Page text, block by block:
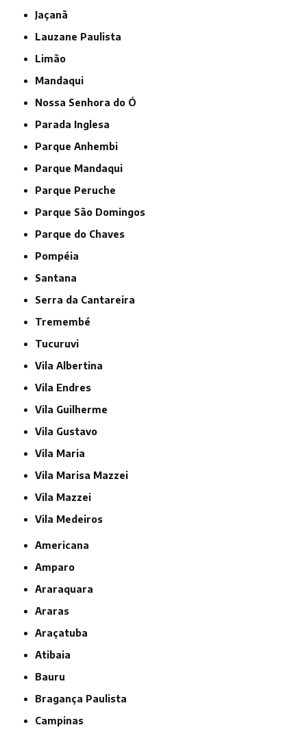
Jaçanã
Lauzane Paulista
Limão
Mandaqui
Nossa Senhora do Ó
Parada Inglesa
Parque Anhembi
Parque Mandaqui
Parque Peruche
Parque São Domingos
Parque do Chaves
Pompéia
Santana
Serra da Cantareira
Tremembé
Tucuruvi
Vila Albertina
Vila Endres
Vila Guilherme
Vila Gustavo
Vila Maria
Vila Marisa Mazzei
Vila Mazzei
Vila Medeiros
Americana
Amparo
Araraquara
Araras
Araçatuba
Atibaia
Bauru
Bragança Paulista
Campinas